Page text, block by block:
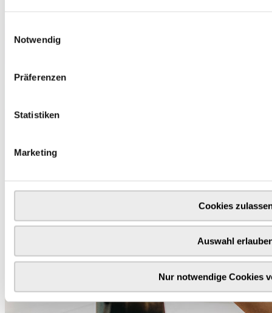
Notwendig
Präferenzen
Statistiken
Marketing
Cookies
Auswahl
Nur notwendige Cookies